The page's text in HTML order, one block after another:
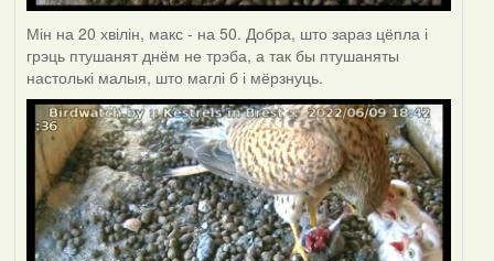
Мін на 20 хвілін, макс - на 50. Добра, што зараз цёпла і
грэць птушанят днём не трэба, а так бы птушаняты
настолькі малыя, што маглі б і мёрзнуць.